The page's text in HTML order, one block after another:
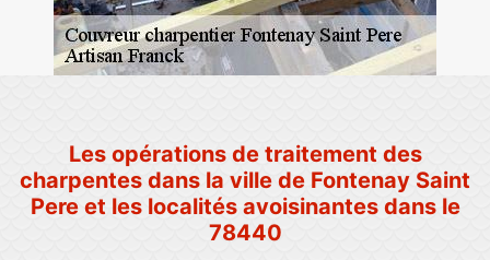
Les opérations de traitement des
charpentes dans la ville de Fontenay Saint
Pere et les localités avoisinantes dans le
78440